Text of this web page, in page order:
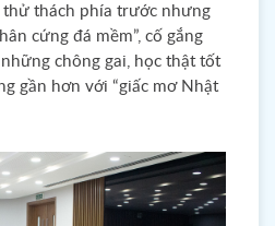
thử thách phía trước nhưng
cứng đá mềm”, cố gắng
chông gai, học thật tốt
gần hơn với “giấc mơ Nhật